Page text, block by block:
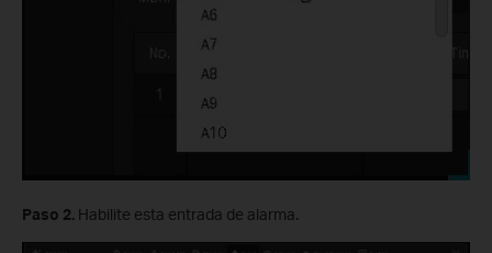
Paso 2. Habilite esta entrada de alarma.